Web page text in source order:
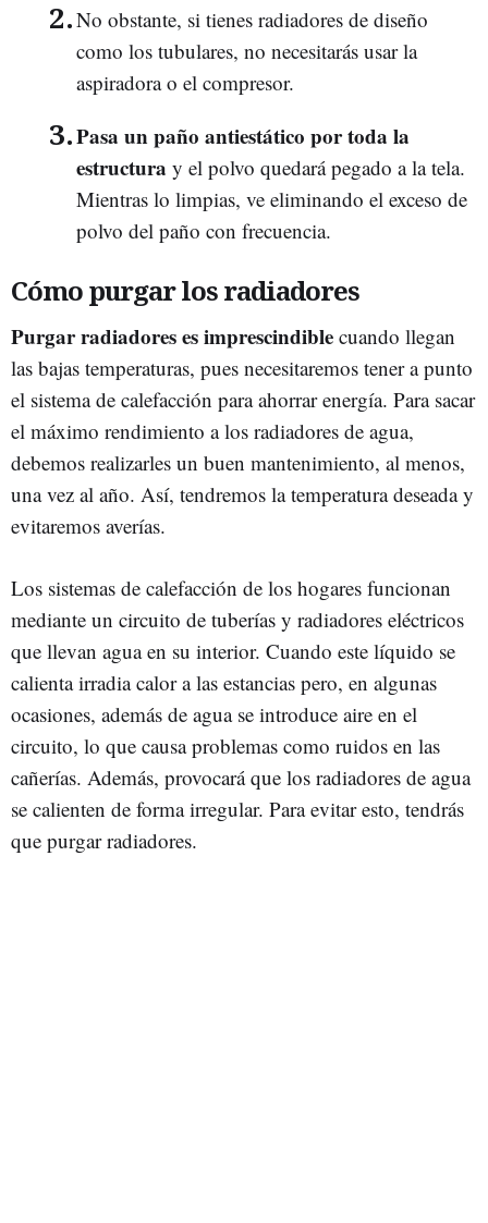
No obstante, si tienes radiadores de diseño
como los tubulares, no necesitarás usar la
aspiradora o el compresor.
Pasa un paño antiestático por toda la
estructura y el polvo quedará pegado a la tela.
Mientras lo limpias, ve eliminando el exceso de
polvo del paño con frecuencia.
Cómo purgar los radiadores
Purgar radiadores es imprescindible cuando llegan
las bajas temperaturas, pues necesitaremos tener a punto
el sistema de calefacción para ahorrar energía. Para sacar
el máximo rendimiento a los radiadores de agua,
debemos realizarles un buen mantenimiento, al menos,
una vez al año. Así, tendremos la temperatura deseada y
evitaremos averías.
Los sistemas de calefacción de los hogares funcionan
mediante un circuito de tuberías y radiadores eléctricos
que llevan agua en su interior. Cuando este líquido se
calienta irradia calor a las estancias pero, en algunas
ocasiones, además de agua se introduce aire en el
circuito, lo que causa problemas como ruidos en las
cañerías. Además, provocará que los radiadores de agua
se calienten de forma irregular. Para evitar esto, tendrás
que purgar radiadores.